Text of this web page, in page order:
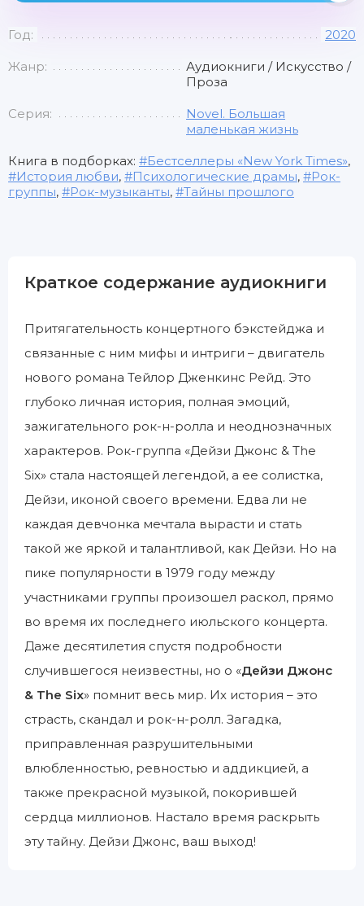
Год: 2020
Жанр:
Аудиокниги / Искусство /
Проза
Серия:
Novel. Большая
маленькая жизнь
Книга в подборках: Бестселлеры «New York Times»,
История любви, Психологические драмы,
Рок-
группы, Рок-музыканты, Тайны прошлого
Краткое содержание аудиокниги
Притягательность концертного бэкстейджа и
связанные с ним мифы и интриги – двигатель
нового романа Тейлор Дженкинс Рейд. Это
глубоко личная история, полная эмоций,
зажигательного рок-н-ролла и неоднозначных
характеров. Рок-группа «Дейзи Джонс & The
Six» стала настоящей легендой, а ее солистка,
Дейзи, иконой своего времени. Едва ли не
каждая девчонка мечтала вырасти и стать
такой же яркой и талантливой, как Дейзи. Но на
пике популярности в 1979 году между
участниками группы произошел раскол, прямо
во время их последнего июльского концерта.
Даже десятилетия спустя подробности
случившегося неизвестны, но о «Дейзи Джонс
& The Six» помнит весь мир. Их история – это
страсть, скандал и рок-н-ролл. Загадка,
приправленная разрушительными
влюбленностью, ревностью и аддикцией, а
также прекрасной музыкой, покорившей
сердца миллионов. Настало время раскрыть
эту тайну. Дейзи Джонс, ваш выход!